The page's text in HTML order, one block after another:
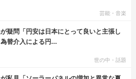
芸能・音楽
疑問「円安は日本にとって良いと主張し
替介入による円...
世の中・話題